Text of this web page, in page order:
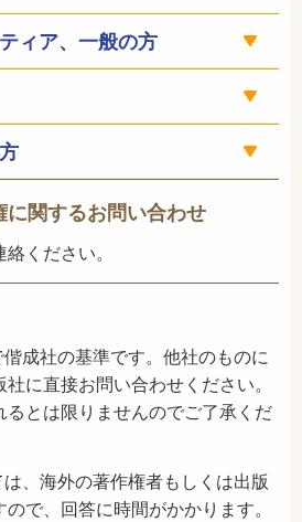
ィア、一般の方
関するお問い合わせ
ください。
成社の基準です。他社のものに
に直接お問い合わせください。
るとは限りませんのでご了承くだ
、海外の著作権者もしくは出版
で、回答に時間がかかります。